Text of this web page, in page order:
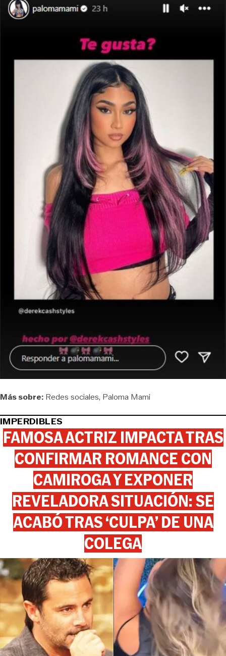
View this post on Instagram
Más sobre: Redes sociales Paloma Mami
IMPERDIBLES
FAMOSA ACTRIZ IMPACTA TRAS
CONFIRMAR ROMANCE CON
CAMIROGA Y EXPONER
REVELADORA SITUACIÓN: SE
ACABÓ TRAS ‘CULPA’ DE UNA
COLEGA